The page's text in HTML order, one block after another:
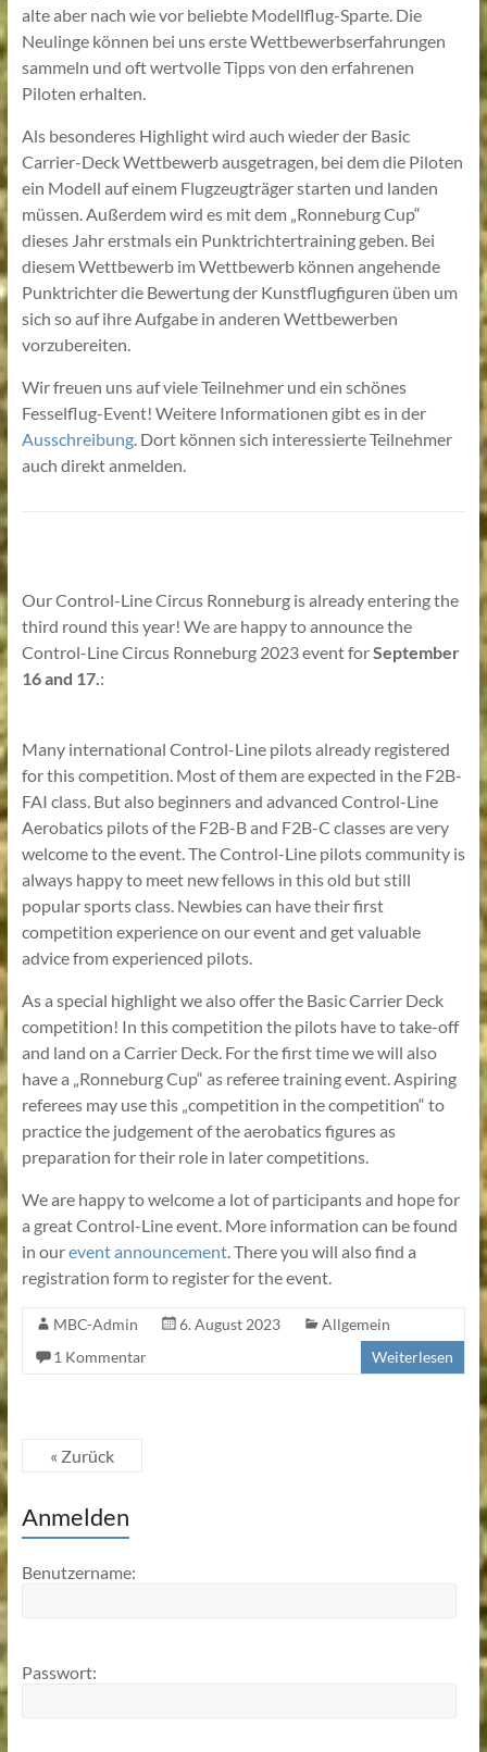
alte aber nach wie vor beliebte Modellflug-Sparte. Die
Neulinge können bei uns erste Wettbewerbserfahrungen
sammeln und oft wertvolle Tipps von den erfahrenen
Piloten erhalten.
Als besonderes Highlight wird auch wieder der Basic
Carrier-Deck Wettbewerb ausgetragen, bei dem die Piloten
ein Modell auf einem Flugzeugträger starten und landen
müssen. Außerdem wird es mit dem „Ronneburg Cup“
dieses Jahr erstmals ein Punktrichtertraining geben. Bei
diesem Wettbewerb im Wettbewerb können angehende
Punktrichter die Bewertung der Kunstflugfiguren üben um
sich so auf ihre Aufgabe in anderen Wettbewerben
vorzubereiten.
Wir freuen uns auf viele Teilnehmer und ein schönes
Fesselflug-Event! Weitere Informationen gibt es in der
Ausschreibung. Dort können sich interessierte Teilnehmer
auch direkt anmelden.
Our Control-Line Circus Ronneburg is already entering the
third round this year! We are happy to announce the
Control-Line Circus Ronneburg 2023 event forSeptember
16 and 17.:
Many international Control-Line pilots already registered
for this competition. Most of them are expected in the F2B-
FAI class. But also beginners and advanced Control-Line
Aerobatics pilots of the F2B-B and F2B-C classes are very
welcome to the event. The Control-Line pilots community is
always happy to meet new fellows in this old but still
popular sports class. Newbies can have their first
competition experience on our event and get valuable
advice from experienced pilots.
As a special highlight we also offer the Basic Carrier Deck
competition! In this competition the pilots have to take-off
and land on a Carrier Deck. For the first time we will also
have a „Ronneburg Cup“ as referee training event. Aspiring
referees may use this „competition in the competition“ to
practice the judgement of the aerobatics figures as
preparation for their role in later competitions.
We are happy to welcome a lot of participants and hope for
a great Control-Line event. More information can be found
in ourevent announcement. There you will also find a
registration form to register for the event.
MBC-Admin 6. August 2023
Allgemein
1 Kommentar
Weiterlesen
« Zurück
Anmelden
Benutzername:
Passwort: